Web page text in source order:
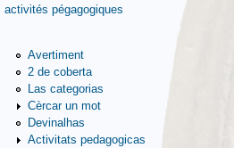
activités pégagogiques
Avertiment
2 de coberta
Las categorias
Cèrcar un mot
Devinalhas
Activitats pedagogicas